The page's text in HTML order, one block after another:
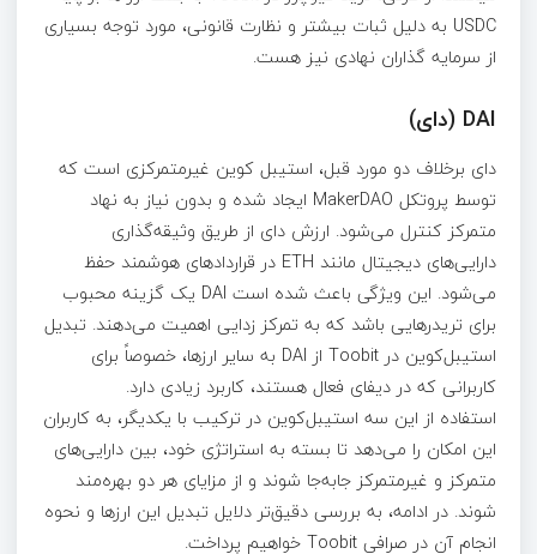
USDC به دلیل ثبات بیشتر و نظارت قانونی، مورد توجه بسیاری
از سرمایه‌ گذاران نهادی نیز هست.
DAI (دای)
دای برخلاف دو مورد قبل، استیبل‌ کوین غیرمتمرکزی است که
توسط پروتکل MakerDAO ایجاد شده و بدون نیاز به نهاد
متمرکز کنترل می‌شود. ارزش دای از طریق وثیقه‌گذاری
دارایی‌های دیجیتال مانند ETH در قراردادهای هوشمند حفظ
می‌شود. این ویژگی باعث شده است DAI یک گزینه محبوب
برای تریدرهایی باشد که به تمرکز زدایی اهمیت می‌دهند. تبدیل
استیبل‌کوین در Toobit از DAI به سایر ارزها، خصوصاً برای
کاربرانی که در دیفای فعال هستند، کاربرد زیادی دارد.
استفاده از این سه استیبل‌کوین در ترکیب با یکدیگر، به کاربران
این امکان را می‌دهد تا بسته به استراتژی خود، بین دارایی‌های
متمرکز و غیرمتمرکز جابه‌جا شوند و از مزایای هر دو بهره‌مند
شوند. در ادامه، به بررسی دقیق‌تر دلایل تبدیل این ارزها و نحوه
انجام آن در صرافی Toobit خواهیم پرداخت.